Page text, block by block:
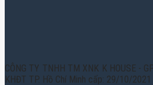
CÔNG TY TNHH TM XNK K HOUSE -
KHĐT TP. Hồ Chí Minh cấp: 29/10/2021